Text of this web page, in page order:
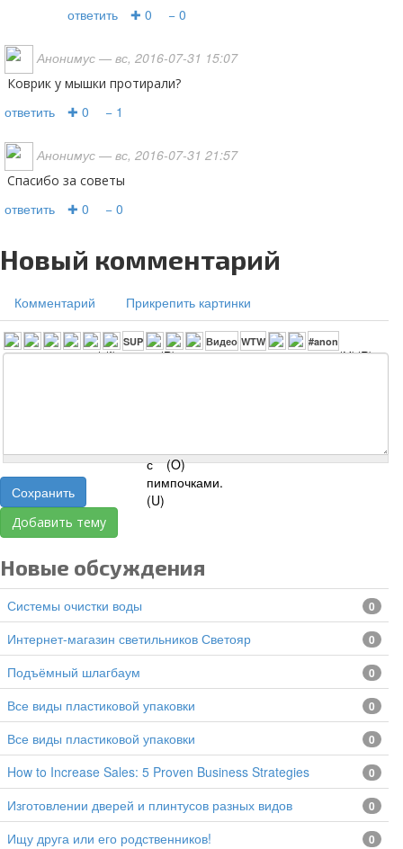
ответить ✚ 0 − 0
Анонимус — вс, 2016-07-31 15:07
Коврик у мышки протирали?
ответить ✚ 0 − 1
Анонимус — вс, 2016-07-31 21:57
Спасибо за советы
ответить ✚ 0 − 0
Новый комментарий
Комментарий Прикрепить картинки
Сохранить
Добавить тему
Новые обсуждения
Системы очистки воды 0
Интернет-магазин светильников Светояр 0
подъёмный шлагбаум 0
все виды пластиковой упаковки 0
все виды пластиковой упаковки 0
How to Increase Sales: 5 Proven Business Strategies 0
изготовлении дверей и плинтусов разных видов 0
Ищу друга или его родственников! 0